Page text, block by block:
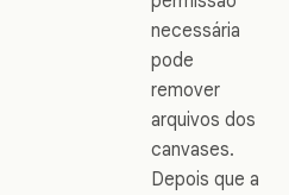
necessária
pode
remover
arquivos dos
canvases.
Depois que a